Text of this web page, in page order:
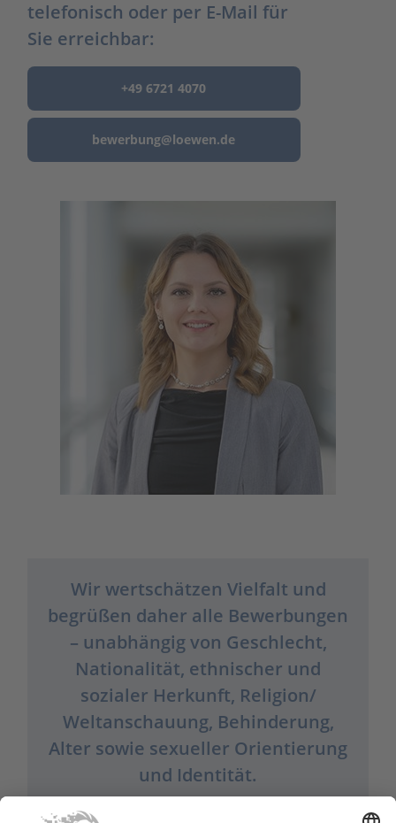
telefonisch oder per E-Mail für
Sie erreichbar:
+49 6721 4070
bewerbung@loewen.de
Wir wertschätzen Vielfalt und
begrüßen daher alle Bewerbungen
– unabhängig von Geschlecht,
Nationalität, ethnischer und
sozialer Herkunft, Religion/
Weltanschauung, Behinderung,
Alter sowie sexueller Orientierung
und Identität.